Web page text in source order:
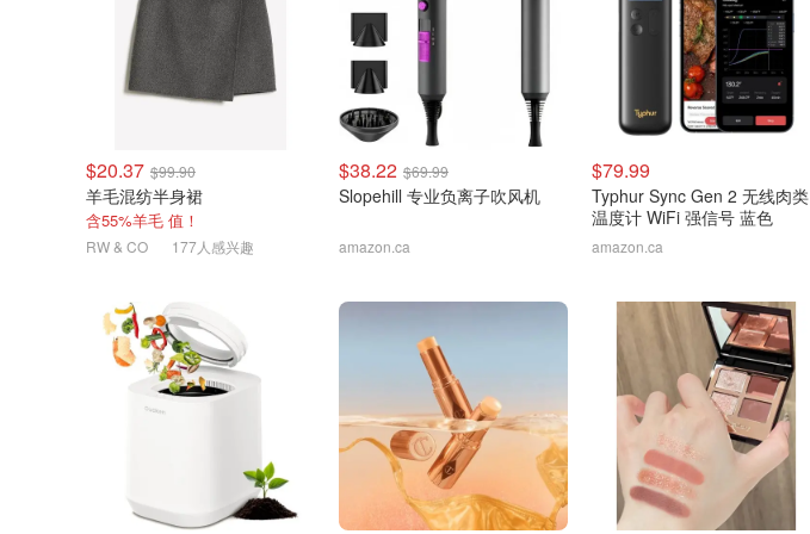
$20.37 $99.90
羊毛混纺半身裙
含55%羊毛 值！
RW & CO 177人感兴趣
$38.22 $69.99
Slopehill 专业负离子吹风机
amazon.ca
$79.99
Typhur Sync Gen 2 无线肉类
温度计 WiFi 强信号 蓝色
amazon.ca